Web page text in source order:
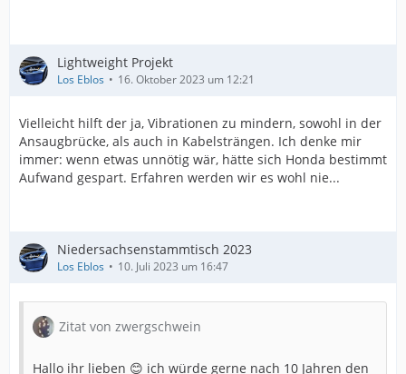
Lightweight Projekt
Los Eblos 16. Oktober 2023 um 12:21
Vielleicht hilft der ja, Vibrationen zu mindern, sowohl in der
Ansaugbrücke, als auch in Kabelsträngen. Ich denke mir
immer: wenn etwas unnötig wär, hätte sich Honda bestimmt
Aufwand gespart. Erfahren werden wir es wohl nie...
Niedersachsenstammtisch 2023
Los Eblos 10. Juli 2023 um 16:47
Zitat von zwergschwein
Hallo ihr lieben 😊 ich würde gerne nach 10 Jahren den